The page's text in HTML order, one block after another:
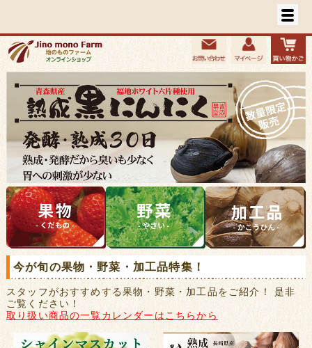
今が旬の果物・野菜・加工品特集！
スタッフがおすすめする果物・野菜・加工品をご紹介！ 是非
ご覧ください！
取り扱い商品の一覧カレンダーはこちらから